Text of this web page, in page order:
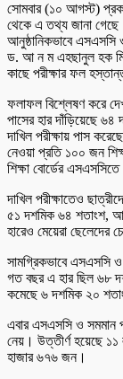
সোমবার (১০ আগস্ট)
থেকে এ তথ্য জানা গেছে।
আনুষ্ঠানিকভাবে এসএসসি
ড. আ ন ম এহছানুল হক
কাছে পরীক্ষার ফল
ফলাফল বিশ্লেষণ করে
পাসের হার দাঁড়িয়েছে
দাখিল পরীক্ষায় পাস
নেওয়া প্রতি ১০০ জন
শিক্ষা বোর্ডের
দাখিল পরীক্ষাতেও
৫১ দশমিক ৬৪ শতাংশ,
হারেও মেয়েরা ছেলেদের
সামগ্রিকভাবে এসএসসি ও
গত বছর এ হার ছিল ৬৮
কমেছে ৬ দশমিক ২০
এবার এসএসসি ও সমমান
নেয়। উত্তীর্ণ হয়েছে
হাজার ৬৭৬ জন।